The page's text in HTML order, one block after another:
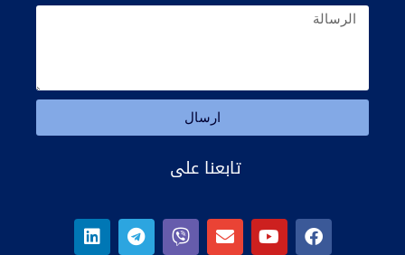
ارسال
تابعنا على